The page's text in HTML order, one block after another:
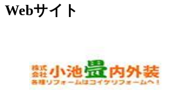
Webサイト